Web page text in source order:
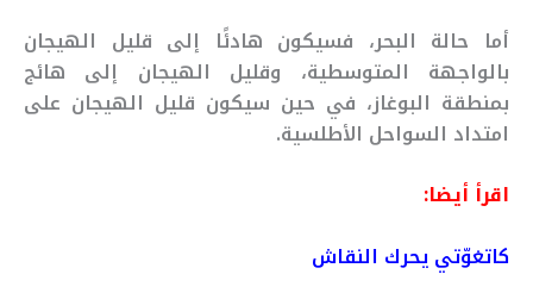
أما حالة البحر، فسيكون هادئًا إلى قليل الهيجان
بالواجهة المتوسطية، وقليل الهيجان إلى هائج
بمنطقة البوغاز، في حين سيكون قليل الهيجان على
امتداد السواحل الأطلسية.
اقرأ أيضا:
كاتغوّتي يحرك النقاش